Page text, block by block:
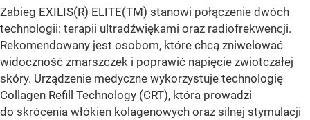
Zabieg EXILIS(R) ELITE(TM) stanowi połączenie dwóch
technologii: terapii ultradźwiękami oraz radiofrekwencji.
Rekomendowany jest osobom, które chcą zniwelować
widoczność zmarszczek i poprawić napięcie zwiotczałej
skóry. Urządzenie medyczne wykorzystuje technologię
Collagen Refill Technology (CRT), która prowadzi
do skrócenia włókien kolagenowych oraz silnej stymulacji